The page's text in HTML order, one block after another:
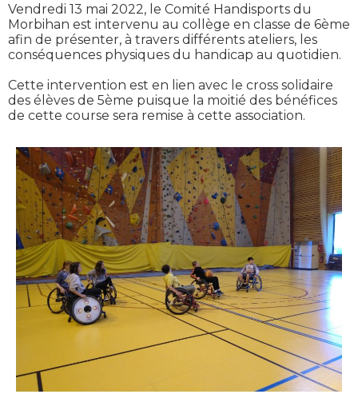
Vendredi 13 mai 2022, le Comité Handisports du
Morbihan est intervenu au collège en classe de 6ème
afin de présenter, à travers différents ateliers, les
conséquences physiques du handicap au quotidien.
Cette intervention est en lien avec le cross solidaire
des élèves de 5ème puisque la moitié des bénéfices
de cette course sera remise à cette association.